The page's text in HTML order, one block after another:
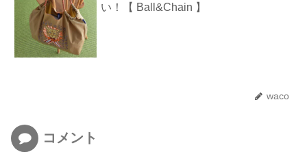
い！【 Ball&Chain 】
waco
コメント